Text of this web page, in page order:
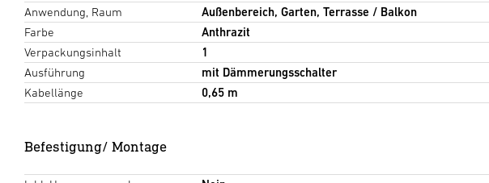
Anwendung, Raum
Außenbereich, Garten, Terrasse / Balkon
Farbe
Anthrazit
Verpackungsinhalt
1
Ausführung
mit Dämmerungsschalter
Kabellänge
0,65 m
Befestigung/ Montage